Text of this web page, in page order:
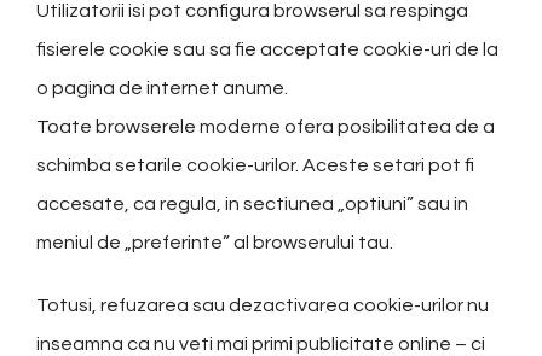
Utilizatorii isi pot configura browserul sa respinga
fisierele cookie sau sa fie acceptate cookie-uri de la
o pagina de internet anume.
Toate browserele moderne ofera posibilitatea de a
schimba setarile cookie-urilor. Aceste setari pot fi
accesate, ca regula, in sectiunea „optiuni” sau in
meniul de „preferinte” al browserului tau.
Totusi, refuzarea sau dezactivarea cookie-urilor nu
inseamna ca nu veti mai primi publicitate online – ci